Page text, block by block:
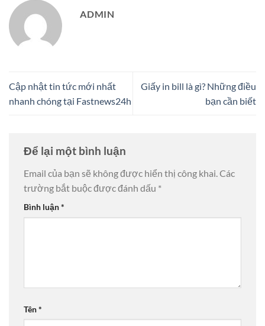
ADMIN
Cập nhật tin tức mới nhất
nhanh chóng tại Fastnews24h
Giấy in bill là gì? Những điều
bạn cần biết
Để lại một bình luận
Email của bạn sẽ không được hiển thị công khai. Các
trường bắt buộc được đánh dấu *
Bình luận*
Tên*